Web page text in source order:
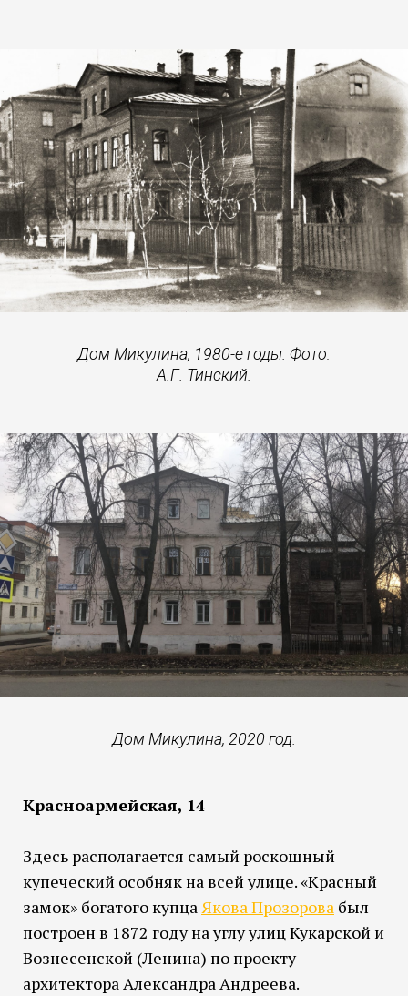
Дом Микулина, 1980-е годы. Фото:
А.Г. Тинский.
Дом Микулина, 2020 год.
Красноармейская, 14
Здесь располагается самый роскошный
купеческий особняк на всей улице. «Красный
замок» богатого купцаЯкова Прозорова был
построен в 1872 году на углу улиц Кукарской и
Вознесенской (Ленина) по проекту
архитектора Александра Андреева.